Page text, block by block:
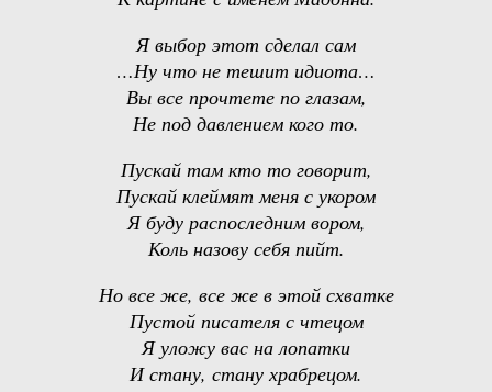
Я выбор этот сделал сам
…Ну что не тешит идиота…
Вы все прочтете по глазам,
Не под давлением кого то.
Пускай там кто то говорит,
Пускай клеймят меня с укором
Я буду распоследним вором,
Коль назову себя пийт.
Но все же, все же в этой схватке
Пустой писателя с чтецом
Я уложу вас на лопатки
И стану, стану храбрецом.